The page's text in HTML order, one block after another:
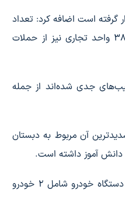
آمریکایی قرار گرفته است اضافه کرد: تعداد
واحد مسکونی آسیب دیده از حملات دشمنان 16 هزار و 991 واحد بوده است. همچنین 3 هزار و 384 واحد تجاری نیز از حملات
و دارویی کشور دچار آسیب‌های جدی شده‌اند از جمله
که شدیدترین آن مربوط به دبستان
کولیوند تعداد مراکز، پایگاه‌ها، شعب آسیب‌دیده هلال احمر در جنگ را 13 مرکز اعلام کرد و افزود: 17 دستگاه خودرو شامل 2 خودرو